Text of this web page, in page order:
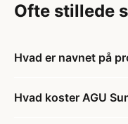
Ofte stillede
Hvad er navnet på
Hvad koster AGU